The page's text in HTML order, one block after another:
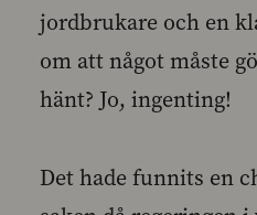
jordbrukare och en
om att något måste
hänt? Jo, ingenting!
Det hade funnits en